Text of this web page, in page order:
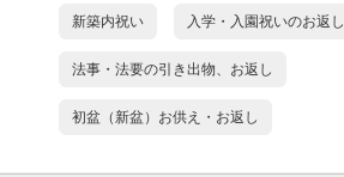
新築内祝い 入学・入園祝いのお返し
法事・法要の引き出物、お返し
初盆（新盆）お供え・お返し